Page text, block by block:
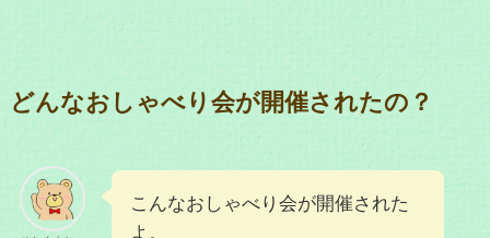
どんなおしゃべり会が開催されたの？
こんなおしゃべり会が開催された
よ。